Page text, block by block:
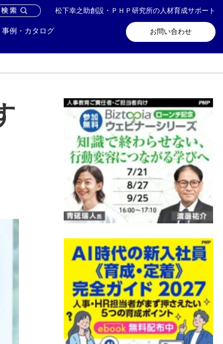
松下幸之助創設・ＰＨＰ研究所の人材育成サポート
お問い合わせ
事例・カタログ
い合わせ メールマガジン登録